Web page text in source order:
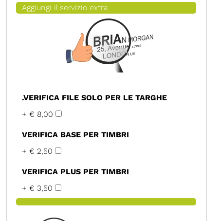
Aggiungi il servizio extra
.VERIFICA FILE SOLO PER LE TARGHE
+ € 8,00
VERIFICA BASE PER TIMBRI
+ € 2,50
VERIFICA PLUS PER TIMBRI
+ € 3,50